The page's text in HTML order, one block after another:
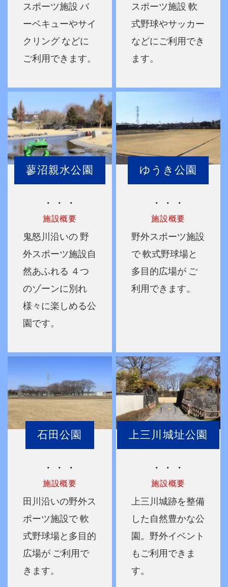
スポーツ施設 バ
ーベキューやサイ
クリング などに
ご利用できます。
スポーツ施設 軟
式野球やサッカー
などにご利用でき
ます。
蓼沼親水公園
・・・
施設概要
鬼怒川沿いの 野
外スポーツ施設自
然あふれる ４つ
のゾーンに別れ
様々に楽しめる公
園です。
ゆうき公園
・・・
施設概要
野外スポーツ施設
で 軟式野球場と
多目的広場が ご
利用できます。
石田公園
・・・
施設概要
田川沿いの野外ス
ポーツ施設で 軟
式野球場と多目的
広場が ご利用で
きます。
上三川城址公園
・・・
施設概要
上三川城跡を整備
した自然豊かな公
園。野外イベント
もご利用できま
す。